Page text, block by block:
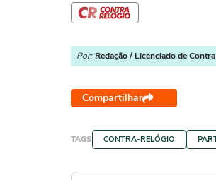
Por: Redação / Licenciado de
Compartilhar
TAGS CONTRA-RELÓGIO